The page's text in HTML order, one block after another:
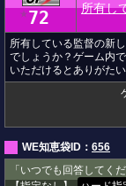
★ 72 所有し
所有している監督の新
でしょうか？ゲーム内
いただけるとありがたい
WE知恵袋ID： 656
「いつでも回答してくだ